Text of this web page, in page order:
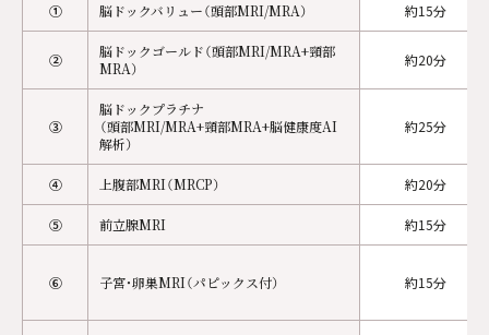
① 脳ドックバリュー（頭部MRI/MRA） 約15分
②
脳ドックゴールド（頭部MRI/MRA+頸部
MRA）
約20分
③
脳ドックプラチナ
（頭部MRI/MRA+頸部MRA+脳健康度AI
解析）
約25分
④ 上腹部MRI（MRCP） 約20分
⑤ 前立腺MRI 約15分
⑥ 子宮・卵巣MRI（パピックス付） 約15分
WEB予約はこちら
キャンペーンや休診のご案内など最新の情報を発信して
います。ぜひお友達登録・フォローをお願いします。